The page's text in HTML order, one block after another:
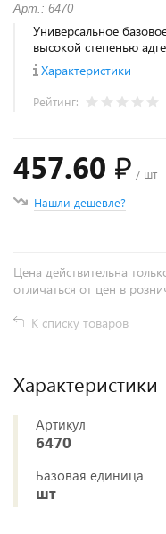
Арт.: 6470
Универсальное
высокой степенью
Характеристики
Рейтинг:
457.60 ₽ / шт
Нашли дешевле?
Цена действительна
отличаться от цен в
К списку товаров
Характеристики
Артикул
6470
Базовая единица
шт